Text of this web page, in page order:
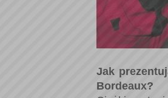
Jak
Bordeaux?